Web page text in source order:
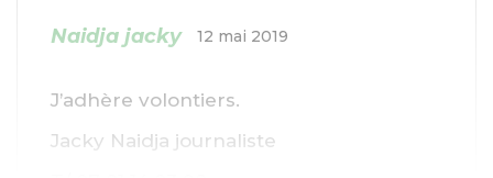
Naidja jacky 12 mai 2019
J’adhère volontiers.
Jacky Naidja journaliste